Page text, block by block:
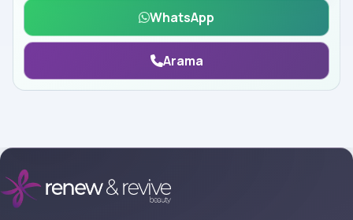
WhatsApp
Arama